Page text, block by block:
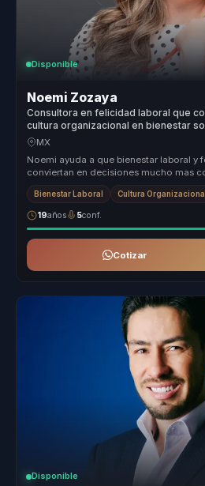
Disponible
Noemi Zozaya
Consultora en felicidad laboral que
cultura organizacional en bienestar
lideres.
MX
Noemi ayuda a que bienestar laboral
conviertan en decisiones mucho mas
liderazgo y...
Bienestar Laboral Cultura Organizacional
19años 5conf.
Cotizar
Disponible